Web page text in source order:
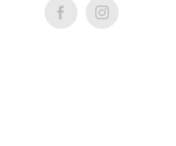
FacebookInstagram